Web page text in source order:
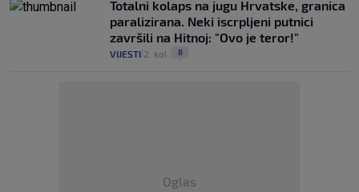
Totalni kolaps na jugu Hrvatske, granica
paralizirana. Neki iscrpljeni putnici
završili na Hitnoj: "Ovo je teror!"
VIJESTI 2. kol. 8
Oglas